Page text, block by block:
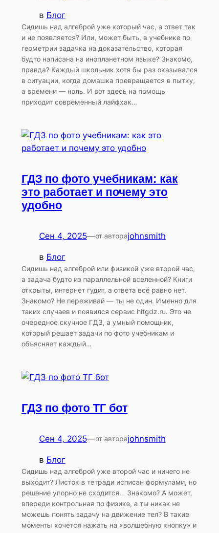
в Блог
Сидишь над алгеброй уже который час, а ответ так
и не появляется? Или, может быть, в учебнике по
геометрии задачка на доказательство, которая
будто написана на инопланетном языке? Знакомо,
правда? Каждый школьник хотя бы раз оказывался
в ситуации, когда домашка превращается в пытку,
а времени — ноль. И вот здесь на помощь
приходит современный лайфхак…
ГДЗ по фото учебникам: как
это работает и почему это
удобно
Сен 4, 2025—от автораjohnsmith
в Блог
Сидишь над алгеброй или физикой уже второй час,
а задача будто из параллельной вселенной? Книги
открыты, интернет гудит, а ответа всё равно нет.
Знакомо? Не переживай — ты не один. Именно для
таких случаев и появился сервис hitgdz.ru. Это не
очередное скучное ГДЗ, а умный помощник,
который решает задачи по фото учебникам и
объясняет каждый…
ГДЗ по фото ТГ бот
Сен 4, 2025—от автораjohnsmith
в Блог
Сидишь над алгеброй уже второй час и ничего не
выходит? Листок в тетради исписан формулами, но
решение упорно не сходится… Знакомо? А может,
впереди контрольная по физике, а ты никак не
можешь понять задачу на движение тел? В такие
моменты хочется нажать на «волшебную кнопку» и